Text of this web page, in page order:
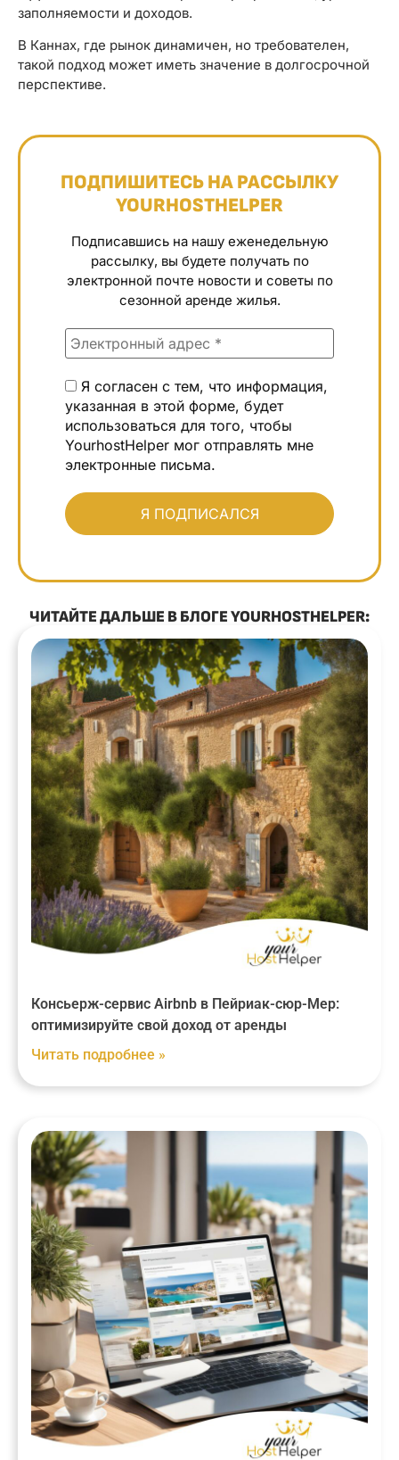
заполняемости и доходов.
В Каннах, где рынок динамичен, но требователен,
такой подход может иметь значение в долгосрочной
перспективе.
ПОДПИШИТЕСЬ НА РАССЫЛКУ
YOURHOSTHELPER
Подписавшись на нашу еженедельную
рассылку, вы будете получать по
электронной почте новости и советы по
сезонной аренде жилья.
Я согласен с тем, что информация,
указанная в этой форме, будет
использоваться для того, чтобы
YourhostHelper мог отправлять мне
электронные письма.
ЧИТАЙТЕ ДАЛЬШЕ В БЛОГЕ YOURHOSTHELPER:
Консьерж-сервис Airbnb в Пейриак-сюр-Мер:
оптимизируйте свой доход от аренды
Читать подробнее »